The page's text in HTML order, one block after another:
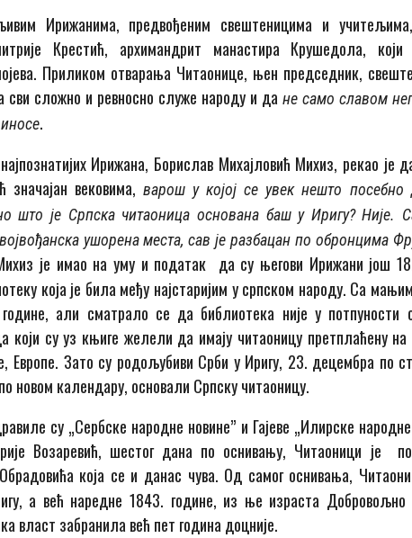
Ирижанима, предвођеним свештеницима и
Крестић, архимандрит манастира Крушедола, који
Приликом отварања Читаонице, њен председник,
сви сложно и ревносно служе народу и да не само славом
.
Ирижана, Борислав Михајловић Михиз, рекао је
вековима, варош у којој се увек нешто посебно
што је Српска читаоница основана баш у Иригу? Није.
ушорена места, сав је разбацан по обронцима
је имао на уму и податак да су његови Ирижани још
која је била међу најстаријим у српском народу. Са
али сматрало се да библиотека није у потпуности
који су уз књиге желели да имају читаоницу претплаћену
Европе. Зато су родољубиви Срби у Иригу, 23. децембра по
новом календару, основали Српску читаоницу.
су „Сербске народне новине” и Гајеве „Илирске
Возаревић, шестог дана по оснивању, Читаоници је
која се и данас чува. Од самог оснивања,
а већ наредне 1843. године, из ње израста Добровољно
власт забранила већ пет година доцније.